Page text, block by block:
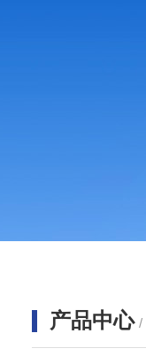
产品中心 /